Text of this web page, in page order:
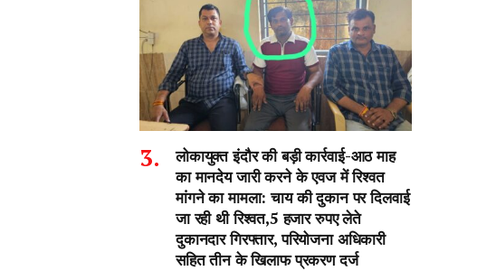
लोकायुक्त इंदौर की बड़ी कार्रवाई-आठ माह
का मानदेय जारी करने के एवज में रिश्वत
मांगने का मामला: चाय की दुकान पर दिलवाई
जा रही थी रिश्वत,5 हजार रुपए लेते
दुकानदार गिरफ्तार, परियोजना अधिकारी
सहित तीन के खिलाफ प्रकरण दर्ज